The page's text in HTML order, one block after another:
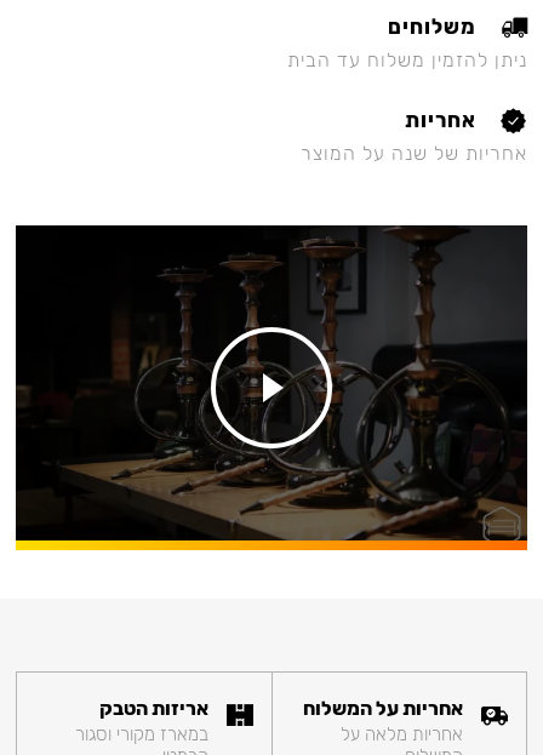
משלוחים
ניתן להזמין משלוח עד הבית
אחריות
אחריות של שנה על המוצר
אחריות על המשלוח
אחריות מלאה על
אריזות הטבק
במארז מקורי וסגור